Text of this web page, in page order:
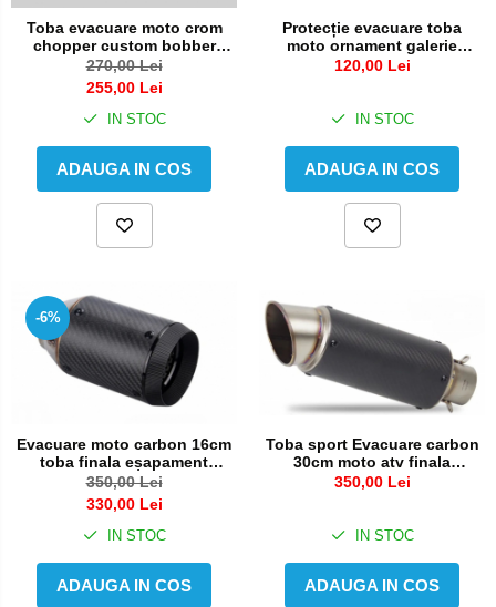
Toba evacuare moto crom
chopper custom bobber
tobe sport
270,00 Lei
255,00 Lei
IN STOC
ADAUGA IN COS
Protecție evacuare toba
moto ornament galerie
motocicleta esapament
120,00 Lei
IN STOC
ADAUGA IN COS
-6%
Evacuare moto carbon 16cm
toba finala eșapament
scurta
350,00 Lei
330,00 Lei
IN STOC
ADAUGA IN COS
Toba sport Evacuare carbon
30cm moto atv finala
eșapament
350,00 Lei
IN STOC
ADAUGA IN COS